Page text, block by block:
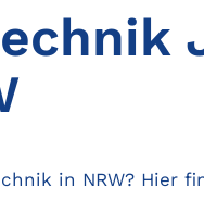
in NRW? Hier